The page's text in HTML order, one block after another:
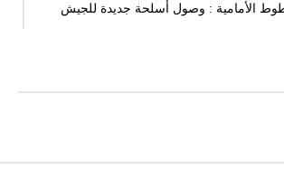
الأمامية : وصول أسلحة جديدة للجيش